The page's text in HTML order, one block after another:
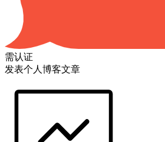
需认证
发表个人博客文章